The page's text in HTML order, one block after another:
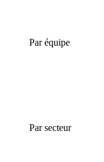
Par équipe
Par secteur